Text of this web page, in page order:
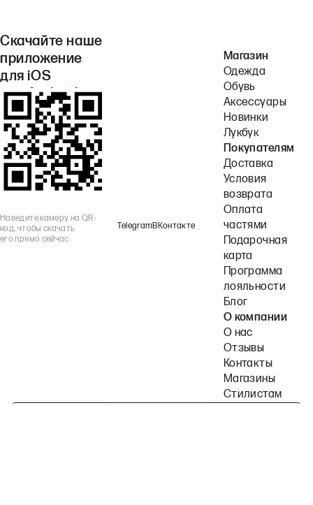
Скачайте наше
приложение
для iOS
или Android.
Наведите камеру на QR-
код, чтобы скачать
его прямо сейчас
TelegramВКонтакте
Магазин
Одежда
Обувь
Аксессуары
Новинки
Лукбук
Покупателям
Доставка
Условия
возврата
Оплата
частями
Подарочная
карта
Программа
лояльности
Блог
О компании
О нас
Отзывы
Контакты
Магазины
Стилистам